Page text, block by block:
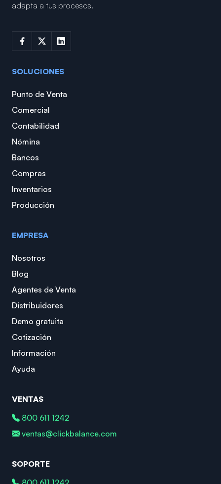
adapta a tus procesos!
SOLUCIONES
Punto de Venta
Comercial
Contabilidad
Nómina
Bancos
Compras
Inventarios
Producción
EMPRESA
Nosotros
Blog
Agentes de Venta
Distribuidores
Demo gratuita
Cotización
Información
Ayuda
VENTAS
800 611 1242
ventas@clickbalance.com
SOPORTE